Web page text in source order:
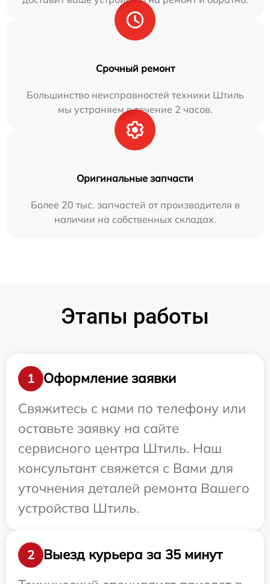
Срочный ремонт
Большинство неисправностей техники Штиль
мы устраняем в течение 2 часов.
Оригинальные запчасти
Более 20 тыс. запчастей от производителя в
наличии на собственных складах.
Этапы работы
1
Оформление заявки
Свяжитесь с нами по телефону или
оставьте заявку на сайте
сервисного центра Штиль. Наш
консультант свяжется с Вами для
уточнения деталей ремонта Вашего
устройства Штиль.
2
Выезд курьера за 35 минут